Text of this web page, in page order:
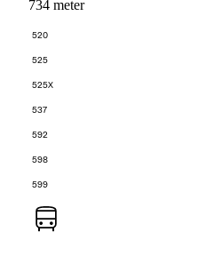
734 meter
520
525
525X
537
592
598
599